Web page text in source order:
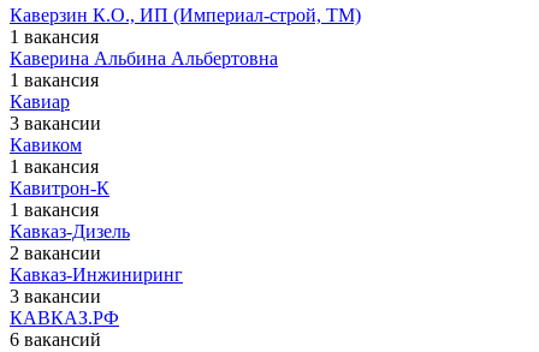
Каверзин К.О., ИП (Империал-строй, ТМ)
1 вакансия
Каверина Альбина Альбертовна
1 вакансия
Кавиар
3 вакансии
Кавиком
1 вакансия
Кавитрон-К
1 вакансия
Кавказ-Дизель
2 вакансии
Кавказ-Инжиниринг
3 вакансии
КАВКАЗ.РФ
6 вакансий